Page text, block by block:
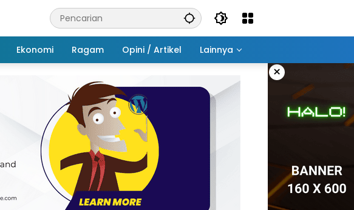
Ekonomi Ragam Opini / Artikel Lainnya
×